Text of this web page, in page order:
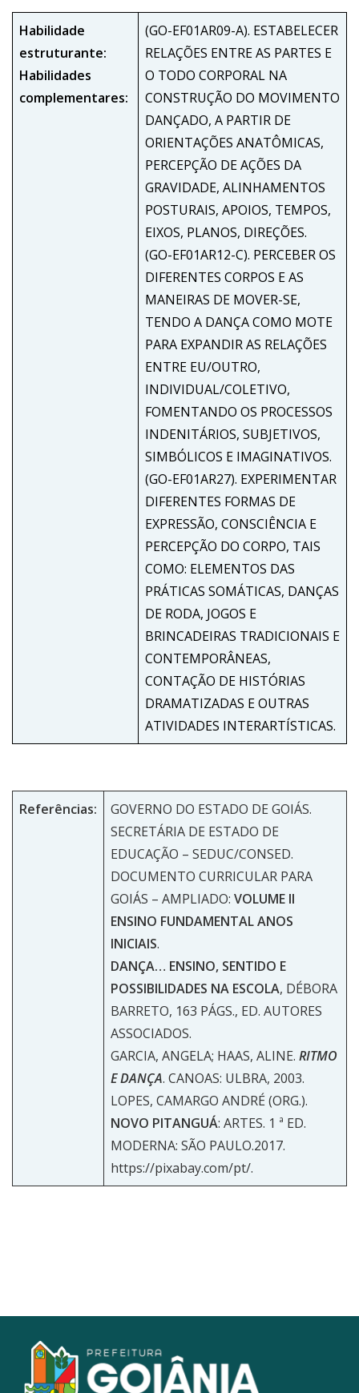
Habilidade
estruturante:
Habilidades
complementares:
(GO-EF01AR09-A). ESTABELECER
RELAÇÕES ENTRE AS PARTES E
O TODO CORPORAL NA
CONSTRUÇÃO DO MOVIMENTO
DANÇADO, A PARTIR DE
ORIENTAÇÕES ANATÔMICAS,
PERCEPÇÃO DE AÇÕES DA
GRAVIDADE, ALINHAMENTOS
POSTURAIS, APOIOS, TEMPOS,
EIXOS, PLANOS, DIREÇÕES.
(GO-EF01AR12-C). PERCEBER OS
DIFERENTES CORPOS E AS
MANEIRAS DE MOVER-SE,
TENDO A DANÇA COMO MOTE
PARA EXPANDIR AS RELAÇÕES
ENTRE EU/OUTRO,
INDIVIDUAL/COLETIVO,
FOMENTANDO OS PROCESSOS
INDENITÁRIOS, SUBJETIVOS,
SIMBÓLICOS E IMAGINATIVOS.
(GO-EF01AR27). EXPERIMENTAR
DIFERENTES FORMAS DE
EXPRESSÃO, CONSCIÊNCIA E
PERCEPÇÃO DO CORPO, TAIS
COMO: ELEMENTOS DAS
PRÁTICAS SOMÁTICAS, DANÇAS
DE RODA, JOGOS E
BRINCADEIRAS TRADICIONAIS E
CONTEMPORÂNEAS,
CONTAÇÃO DE HISTÓRIAS
DRAMATIZADAS E OUTRAS
ATIVIDADES INTERARTÍSTICAS.
Referências:
GOVERNO DO ESTADO DE GOIÁS.
SECRETÁRIA DE ESTADO DE
EDUCAÇÃO – SEDUC/CONSED.
DOCUMENTO CURRICULAR PARA
GOIÁS – AMPLIADO: VOLUME II
ENSINO FUNDAMENTAL ANOS
INICIAIS.
DANÇA… ENSINO, SENTIDO E
POSSIBILIDADES NA ESCOLA, DÉBORA
BARRETO, 163 PÁGS., ED. AUTORES
ASSOCIADOS.
GARCIA, ANGELA; HAAS, ALINE. RITMO
E DANÇA. CANOAS: ULBRA, 2003.
LOPES, CAMARGO ANDRÉ (ORG.).
NOVO PITANGUÁ: ARTES. 1 ª ED.
MODERNA: SÃO PAULO.2017.
https://pixabay.com/pt/.